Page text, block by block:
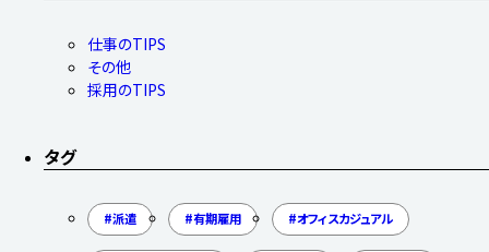
仕事のTIPS
その他
採用のTIPS
タグ
派遣 有期雇用 オフィスカジュアル